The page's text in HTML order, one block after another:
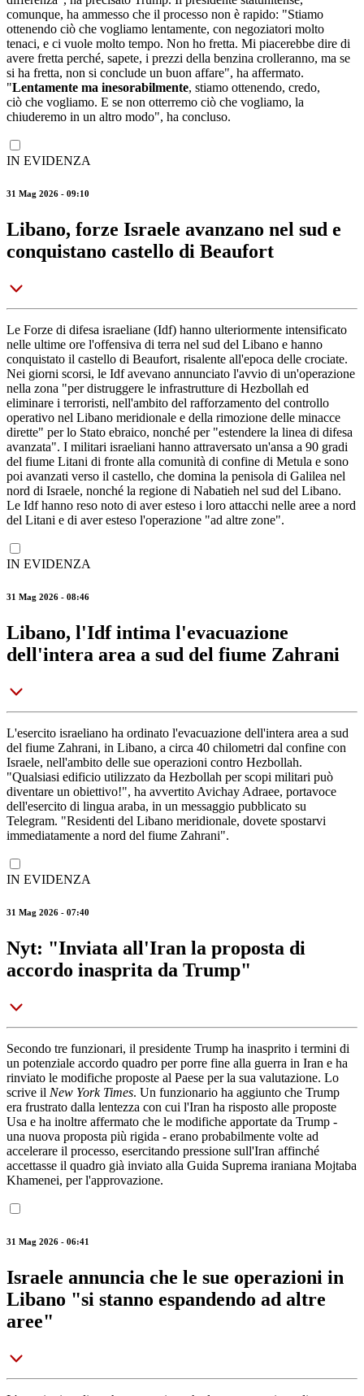
comunque, ha ammesso che il processo non è rapido: "Stiamo
ottenendo ciò che vogliamo lentamente, con negoziatori molto
tenaci, e ci vuole molto tempo. Non ho fretta. Mi piacerebbe dire di
avere fretta perché, sapete, i prezzi della benzina crolleranno, ma se
si ha fretta, non si conclude un buon affare", ha affermato.
"Lentamente ma inesorabilmente, stiamo ottenendo, credo,
ciò che vogliamo. E se non otterremo ciò che vogliamo, la
chiuderemo in un altro modo", ha concluso.
IN EVIDENZA
31 Mag 2026 - 09:10
Libano, forze Israele avanzano nel sud e
conquistano castello di Beaufort
Le Forze di difesa israeliane (Idf) hanno ulteriormente intensificato
nelle ultime ore l'offensiva di terra nel sud del Libano e hanno
conquistato il castello di Beaufort, risalente all'epoca delle crociate.
Nei giorni scorsi, le Idf avevano annunciato l'avvio di un'operazione
nella zona "per distruggere le infrastrutture di Hezbollah ed
eliminare i terroristi, nell'ambito del rafforzamento del controllo
operativo nel Libano meridionale e della rimozione delle minacce
dirette" per lo Stato ebraico, nonché per "estendere la linea di difesa
avanzata". I militari israeliani hanno attraversato un'ansa a 90 gradi
del fiume Litani di fronte alla comunità di confine di Metula e sono
poi avanzati verso il castello, che domina la penisola di Galilea nel
nord di Israele, nonché la regione di Nabatieh nel sud del Libano.
Le Idf hanno reso noto di aver esteso i loro attacchi nelle aree a nord
del Litani e di aver esteso l'operazione "ad altre zone".
IN EVIDENZA
31 Mag 2026 - 08:46
Libano, l'Idf intima l'evacuazione
dell'intera area a sud del fiume Zahrani
L'esercito israeliano ha ordinato l'evacuazione dell'intera area a sud
del fiume Zahrani, in Libano, a circa 40 chilometri dal confine con
Israele, nell'ambito delle sue operazioni contro Hezbollah.
"Qualsiasi edificio utilizzato da Hezbollah per scopi militari può
diventare un obiettivo!", ha avvertito Avichay Adraee, portavoce
dell'esercito di lingua araba, in un messaggio pubblicato su
Telegram. "Residenti del Libano meridionale, dovete spostarvi
immediatamente a nord del fiume Zahrani".
IN EVIDENZA
31 Mag 2026 - 07:40
Nyt: "Inviata all'Iran la proposta di
accordo inasprita da Trump"
Secondo tre funzionari, il presidente Trump ha inasprito i termini di
un potenziale accordo quadro per porre fine alla guerra in Iran e ha
rinviato le modifiche proposte al Paese per la sua valutazione. Lo
scrive il New York Times. Un funzionario ha aggiunto che Trump
era frustrato dalla lentezza con cui l'Iran ha risposto alle proposte
Usa e ha inoltre affermato che le modifiche apportate da Trump -
una nuova proposta più rigida - erano probabilmente volte ad
accelerare il processo, esercitando pressione sull'Iran affinché
accettasse il quadro già inviato alla Guida Suprema iraniana Mojtaba
Khamenei, per l'approvazione.
31 Mag 2026 - 06:41
Israele annuncia che le sue operazioni in
Libano "si stanno espandendo ad altre
aree"